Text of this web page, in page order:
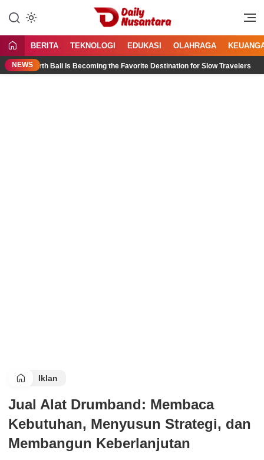
konten
Daily Nusantara
Menyajikan Fakta, Menginspirasi
BERITA TEKNOLOGI EDUKASI OLAHRAGA
NEWS
North Bali Is Becoming the Favorite Destination for Slow Travelers
Iklan
Jual Alat Drumband: Membaca
Kebutuhan, Menyusun Strategi, dan
Membangun Keberlanjutan